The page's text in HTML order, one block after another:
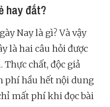
hay đắt?
Nay là gì? Và vậy
là hai câu hỏi được
chất, độc giả
phí hầu hết nội dung
mất phí khi đọc bài